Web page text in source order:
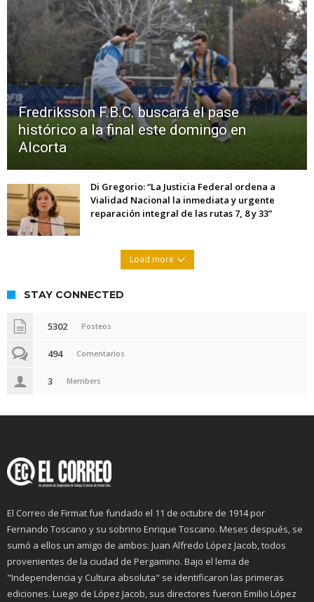
Fredriksson F.B.C. buscará el pase
histórico a la final este domingo en
Alcorta
Di Gregorio: “La Justicia Federal ordena a
Vialidad Nacional la inmediata y urgente
reparación integral de las rutas 7, 8 y 33”
Load more
STAY CONNECTED
5302 Posteos
494 Comentarios
3 Members
El Correo de Firmat fue fundado el 11 de octubre de 1914 por
Fernando Toscano y su sobrino Enrique Toscano. Meses después, se
sumó a ellos un amigo de ambos: Juan Alfredo López Jacob, todos
provenientes de la ciudad de Pergamino. Bajo el lema de
"Independencia y Cultura absoluta" se identificaron las primeras
ediciones. Luego de López Jacob, sus directores fueron Emilio López